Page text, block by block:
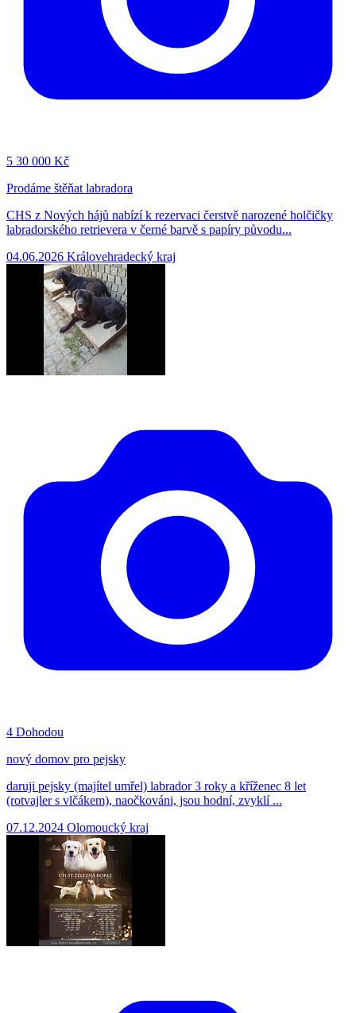
5 30 000 Kč
Prodáme štěňat labradora
CHS z Nových hájů nabízí k rezervaci čerstvě narozené holčičky
labradorského retrievera v černé barvě s papíry původu...
04.06.2026 Královehradecký kraj
4 Dohodou
nový domov pro pejsky
daruji pejsky (majítel umřel) labrador 3 roky a kříženec 8 let
(rotvajler s vlčákem), naočkováni, jsou hodní, zvyklí ...
07.12.2024 Olomoucký kraj